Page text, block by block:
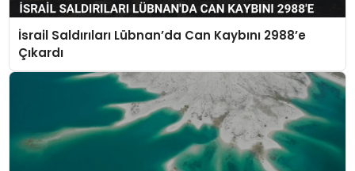
İsrail Saldırıları Lübnan’da Can Kaybını 2988’e
Çıkardı